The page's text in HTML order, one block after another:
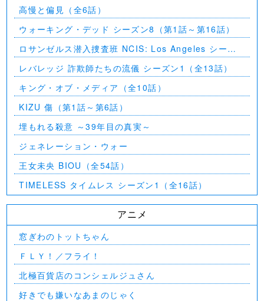
高慢と偏見（全6話）
ウォーキング・デッド シーズン8（第1話～第16話）
ロサンゼルス潜入捜査班 NCIS: Los Angeles シーズ
ン5（第2話～第24話）
レバレッジ 詐欺師たちの流儀 シーズン1（全13話）
キング・オブ・メディア（全10話）
KIZU 傷（第1話～第6話）
埋もれる殺意 ～39年目の真実～
ジェネレーション・ウォー
王女未央 BIOU（全54話）
TIMELESS タイムレス シーズン1（全16話）
アニメ
窓ぎわのトットちゃん
ＦＬＹ！／フライ！
北極百貨店のコンシェルジュさん
好きでも嫌いなあまのじゃく